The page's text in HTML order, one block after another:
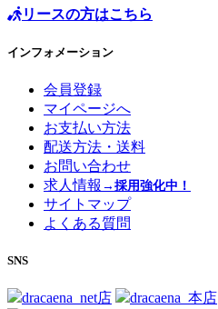
リースの方はこちら
インフォメーション
会員登録
マイページへ
お支払い方法
配送方法・送料
お問い合わせ
求人情報 →採用強化中！
サイトマップ
よくある質問
SNS
dracaena_net店 dracaena_本店